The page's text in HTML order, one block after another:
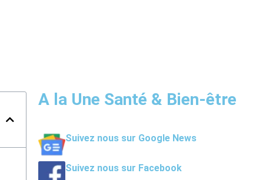
A la Une Santé & Bien-être
Suivez nous sur Google News
Suivez nous sur Facebook